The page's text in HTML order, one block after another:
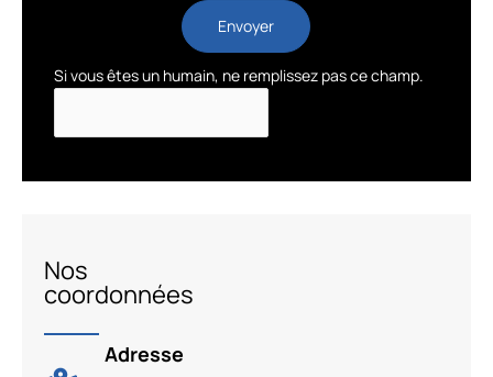
Envoyer
Si vous êtes un humain, ne remplissez pas ce champ.
Nos
coordonnées
Adresse